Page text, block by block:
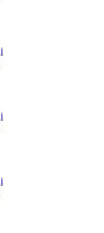
i
i
i